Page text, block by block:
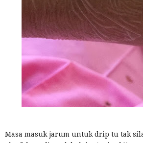
Masa masuk jarum untuk drip tu tak